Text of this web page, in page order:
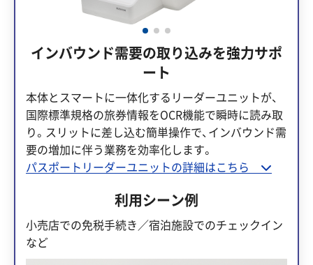
インバウンド需要の取り込みを強力サポ
ート
本体とスマートに一体化するリーダーユニットが、
国際標準規格の旅券情報をOCR機能で瞬時に読み取
り。スリットに差し込む簡単操作で、インバウンド需
要の増加に伴う業務を効率化します。
パスポートリーダーユニットの詳細はこちら
利用シーン例
小売店での免税手続き／宿泊施設でのチェックイン
など